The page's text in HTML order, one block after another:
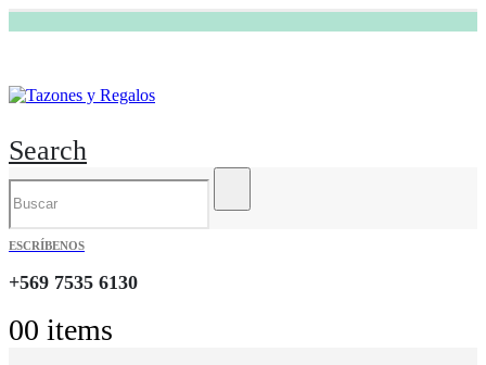
Search
ESCRÍBENOS
+569 7535 6130
00 items